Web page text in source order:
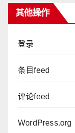
其他操作
登录
条目feed
评论feed
WordPress.org